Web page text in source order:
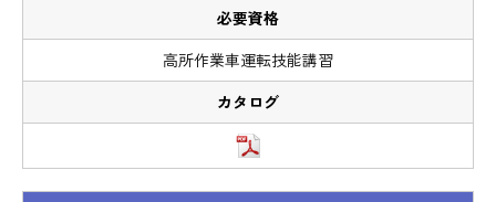
高所作業車運転技能講習